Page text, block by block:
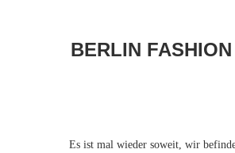
BERLIN
Es ist mal wieder soweit, wir